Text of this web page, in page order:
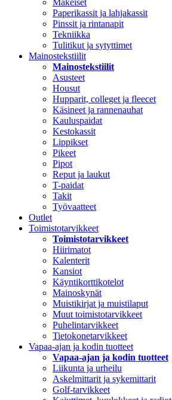
Makeiset
Paperikassit ja lahjakassit
Pinssit ja rintanapit
Tekniikka
Tulitikut ja sytyttimet
Mainostekstiilit
Mainostekstiilit
Asusteet
Housut
Hupparit, colleget ja fleecet
Käsineet ja rannenauhat
Kauluspaidat
Kestokassit
Lippikset
Pikeet
Pipot
Reput ja laukut
T-paidat
Takit
Työvaatteet
Outlet
Toimistotarvikkeet
Toimistotarvikkeet
Hiirimatot
Kalenterit
Kansiot
Käyntikorttikotelot
Mainoskynät
Muistikirjat ja muistilaput
Muut toimistotarvikkeet
Puhelintarvikkeet
Tietokonetarvikkeet
Vapaa-ajan ja kodin tuotteet
Vapaa-ajan ja kodin tuotteet
Liikunta ja urheilu
Askelmittarit ja sykemittarit
Golf-tarvikkeet